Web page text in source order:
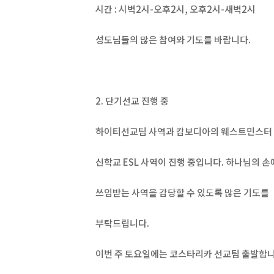
시간 : 시벽2시-오후2시, 오후2시-새벽2시
성도님들의 많은 참여와 기도를 바랍니다.
2. 단기선교 진행 중
하이티선교팀 사역과 캄보디아의 웨스트민스터
신학교 ESL 사역이 진행 중입니다. 하나님의 손
쓰임받는 사역을 감당할 수 있도록 많은 기도를
부탁드립니다.
이번 주 토요일에는 코스타리카 선교팀 출발합